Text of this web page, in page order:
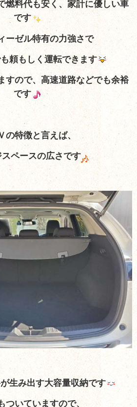
燃料代も安く、家計に優しい車
です
ーゼル特有の力強さで
頼もしく運転できます
すので、高速道路などでも余裕
です
の特徴と言えば、
スペースの広さです
生み出す大容量収納です
ついていますので、